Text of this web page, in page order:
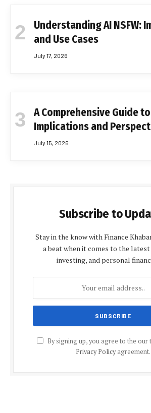
Understanding AI NSFW:
and Use Cases
July 17, 2026
A Comprehensive Guide to
Implications and
July 15, 2026
Subscribe to
Stay in the know with Finance
a beat when it comes to the latest
investing, and personal
By signing up, you agree to the our
Privacy Policyagreement.